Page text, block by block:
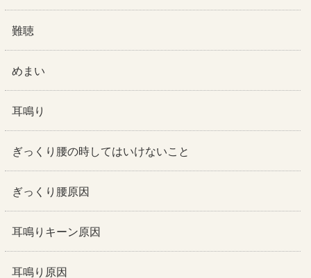
難聴
めまい
耳鳴り
ぎっくり腰の時してはいけないこと
ぎっくり腰原因
耳鳴りキーン原因
耳鳴り原因